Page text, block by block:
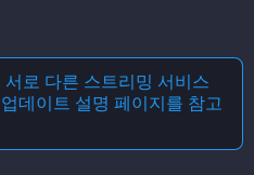
서로 다른 스트리밍 서비스
데이트 설명 페이지를 참고